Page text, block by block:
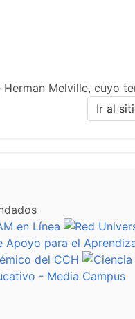
Melville, cuyo
Ir al